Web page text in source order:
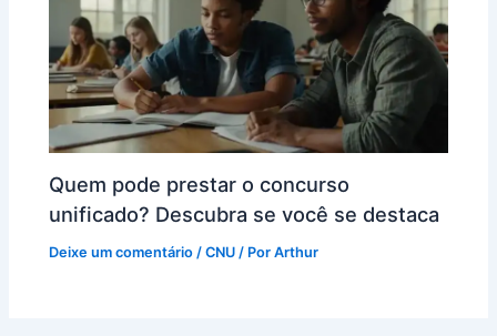
Quem pode prestar o concurso
unificado? Descubra se você se destaca
Deixe um comentário /CNU / PorArthur